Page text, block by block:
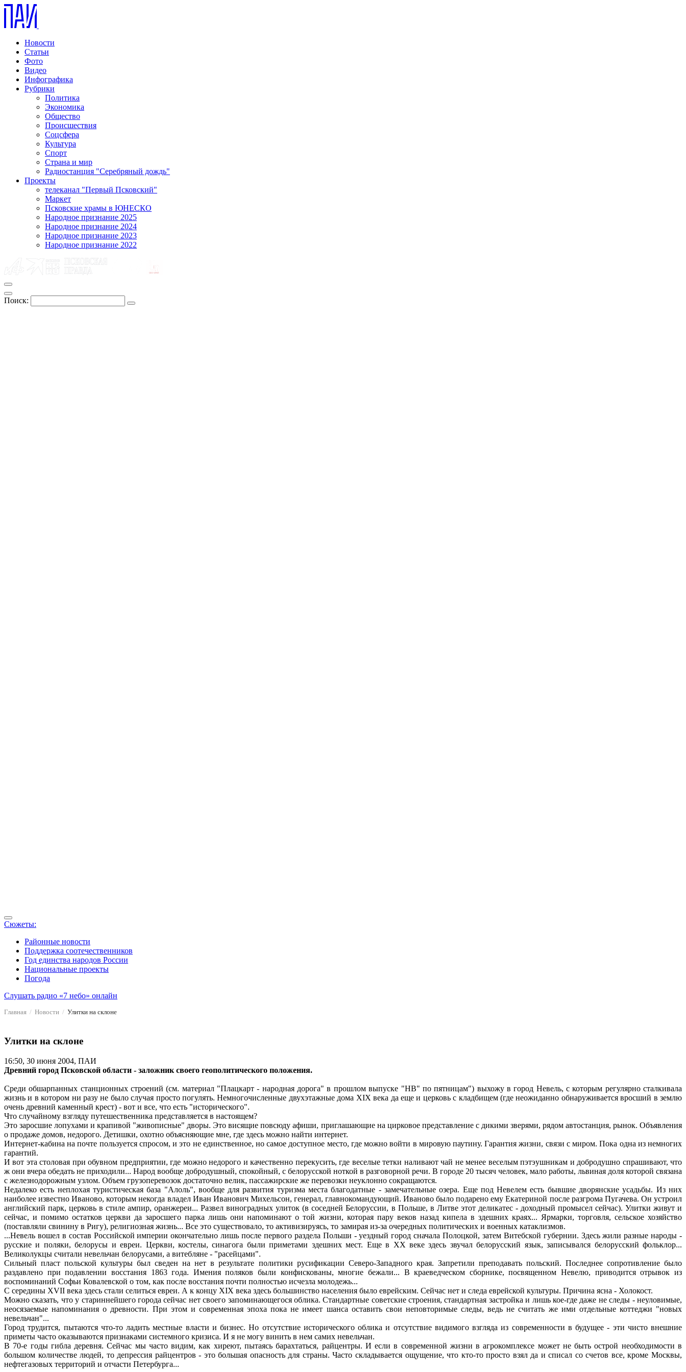
Новости
Статьи
Фото
Видео
Инфографика
Рубрики
Политика
Экономика
Общество
Происшествия
Соцсфера
Культура
Спорт
Страна и мир
Радиостанция "Серебряный дождь"
Проекты
телеканал "Первый Псковский"
Маркет
Псковские храмы в ЮНЕСКО
Народное признание 2025
Народное признание 2024
Народное признание 2023
Народное признание 2022
Поиск:
Сюжеты:
Районные новости
Поддержка соотечественников
Год единства народов России
Национальные проекты
Погода
Слушать радио «7 небо» онлайн
Главная Новости Улитки на склоне
Улитки на склоне
16:50, 30 июня 2004, ПАИ
Древний город Псковской области - заложник своего геополитического положения.
Среди обшарпанных станционных строений (см. материал "Плацкарт - народная дорога" в прошлом выпуске "НВ" по пятницам") выхожу в город Невель, с которым регулярно сталкивала
жизнь и в котором ни разу не было случая просто погулять. Немногочисленные двухэтажные дома XIX века да еще и церковь с кладбищем (где неожиданно обнаруживается вросший в землю
очень древний каменный крест) - вот и все, что есть "исторического".
Что случайному взгляду путешественника представляется в настоящем?
Это заросшие лопухами и крапивой "живописные" дворы. Это висящие повсюду афиши, приглашающие на цирковое представление с дикими зверями, рядом автостанция, рынок. Объявления
о продаже домов, недорого. Детишки, охотно объясняющие мне, где здесь можно найти интернет.
Интернет-кабина на почте пользуется спросом, и это не единственное, но самое доступное место, где можно войти в мировую паутину. Гарантия жизни, связи с миром. Пока одна из немногих
гарантий.
И вот эта столовая при обувном предприятии, где можно недорого и качественно перекусить, где веселые тетки наливают чай не менее веселым пэтэушникам и добродушно спрашивают, что
ж они вчера обедать не приходили... Народ вообще добродушный, спокойный, с белорусской ноткой в разговорной речи. В городе 20 тысяч человек, мало работы, львиная доля которой связана
с железнодорожным узлом. Объем грузоперевозок достаточно велик, пассажирские же перевозки неуклонно сокращаются.
Недалеко есть неплохая туристическая база "Алоль", вообще для развития туризма места благодатные - замечательные озера. Еще под Невелем есть бывшие дворянские усадьбы. Из них
наиболее известно Иваново, которым некогда владел Иван Иванович Михельсон, генерал, главнокомандующий. Иваново было подарено ему Екатериной после разгрома Пугачева. Он устроил
английский парк, церковь в стиле ампир, оранжереи... Развел виноградных улиток (в соседней Белоруссии, в Польше, в Литве этот деликатес - доходный промысел сейчас). Улитки живут и
сейчас, и помимо остатков церкви да заросшего парка лишь они напоминают о той жизни, которая пару веков назад кипела в здешних краях... Ярмарки, торговля, сельское хозяйство
(поставляли свинину в Ригу), религиозная жизнь... Все это существовало, то активизируясь, то замирая из-за очередных политических и военных катаклизмов.
...Невель вошел в состав Российской империи окончательно лишь после первого раздела Польши - уездный город сначала Полоцкой, затем Витебской губернии. Здесь жили разные народы -
русские и поляки, белорусы и евреи. Церкви, костелы, синагога были приметами здешних мест. Еще в XX веке здесь звучал белорусский язык, записывался белорусский фольклор...
Великолукцы считали невельчан белорусами, а витебляне - "расейцами".
Сильный пласт польской культуры был сведен на нет в результате политики русификации Северо-Западного края. Запретили преподавать польский. Последнее сопротивление было
раздавлено при подавлении восстания 1863 года. Имения поляков были конфискованы, многие бежали... В краеведческом сборнике, посвященном Невелю, приводится отрывок из
воспоминаний Софьи Ковалевской о том, как после восстания почти полностью исчезла молодежь...
С середины XVII века здесь стали селиться евреи. А к концу XIX века здесь большинство населения было еврейским. Сейчас нет и следа еврейской культуры. Причина ясна - Холокост.
Можно сказать, что у стариннейшего города сейчас нет своего запоминающегося облика. Стандартные советские строения, стандартная застройка и лишь кое-где даже не следы - неуловимые,
неоcязаемые напоминания о древности. При этом и современная эпоха пока не имеет шанса оставить свои неповторимые следы, ведь не считать же ими отдельные коттеджи "новых
невельчан"...
Город трудится, пытаются что-то ладить местные власти и бизнес. Но отсутствие исторического облика и отсутствие видимого взгляда из современности в будущее - эти чисто внешние
приметы часто оказываются признаками системного кризиса. И я не могу винить в нем самих невельчан.
В 70-е годы гибла деревня. Сейчас мы часто видим, как хиреют, пытаясь барахтаться, райцентры. И если в современной жизни в агрокомплексе может не быть острой необходимости в
большом количестве людей, то депрессия райцентров - это большая опасность для страны. Часто складывается ощущение, что кто-то просто взял да и списал со счетов все, кроме Москвы,
нефтегазовых территорий и отчасти Петербурга...